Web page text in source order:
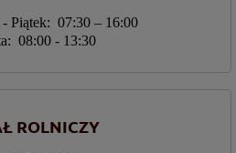
- Piątek: 07:30 – 16:00
08:00 - 13:30
ROLNICZY